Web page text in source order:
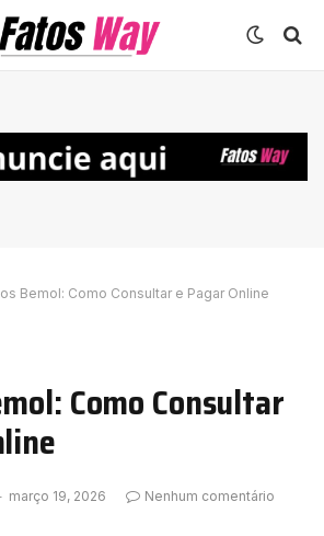
Bemol: Como Consultar e Pagar Online
Como Consultar
março 19, 2026
Nenhum comentário